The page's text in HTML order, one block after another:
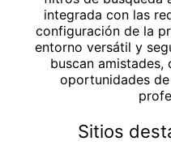
integrada con las
configuración de la
entorno versátil y
buscan
oportunidades
Sitios